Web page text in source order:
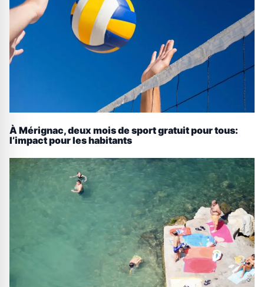
À Mérignac, deux mois de sport gratuit pour tous:
l’impact pour les habitants